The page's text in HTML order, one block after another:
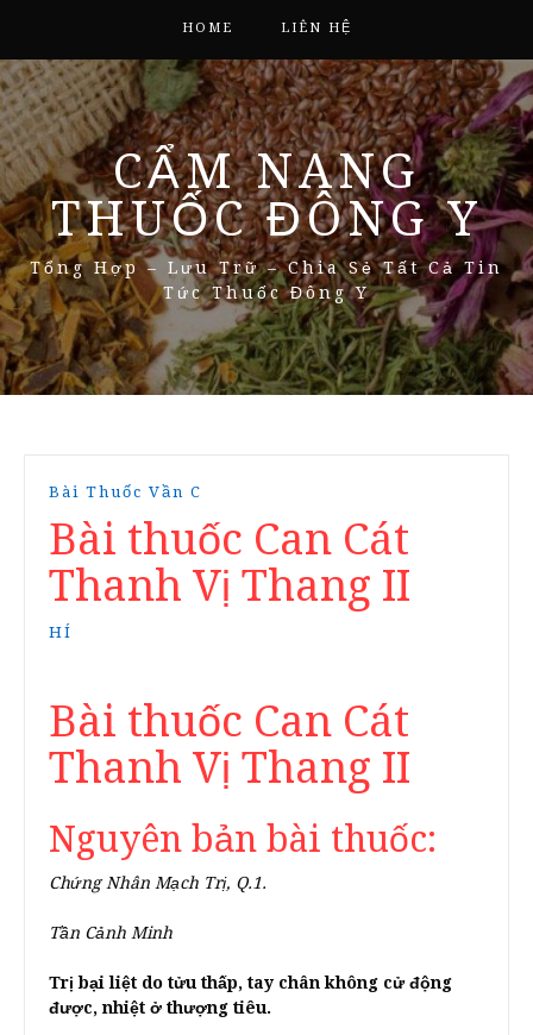
HOME LIÊN HỆ
CẨM NANG
THUỐC ĐÔNG Y
Tổng Hợp – Lưu Trữ – Chia Sẻ Tất Cả Tin
Tức Thuốc Đông Y
Bài Thuốc Vần C
Bài thuốc Can Cát
Thanh Vị Thang II
HÍ
Bài thuốc Can Cát
Thanh Vị Thang II
Nguyên bản bài thuốc:
Chứng Nhân Mạch Trị, Q.1.
Tần Cảnh Minh
Trị bại liệt do tửu thấp, tay chân không cử động
được, nhiệt ở thượng tiêu.